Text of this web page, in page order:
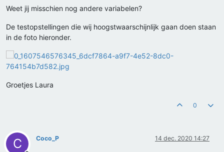
Weet jij misschien nog andere variabelen?
De testopstellingen die wij hoogstwaarschijnlijk gaan doen staan
in de foto hieronder.
Groetjes Laura
0
C Coco_P 14 dec. 2020 14:27